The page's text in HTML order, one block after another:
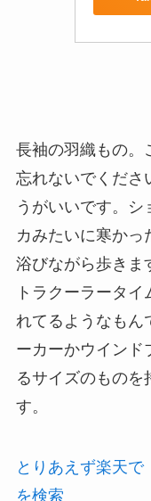
長袖の羽織もの。
忘れないでくださ
うがいいです。
カみたいに寒か
浴びながら歩きま
トラクーラータ
れてるようなもん
ーカーかウインド
るサイズのものを
す。
とりあえず楽天で
を検索